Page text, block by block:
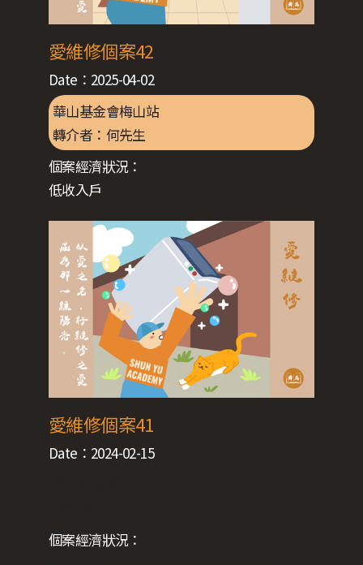
愛維修個案42
Date： 2025-04-02
華山基金會梅山站
轉介者： 何先生
個案經濟狀況：
低收入戶
愛維修個案41
Date： 2024-02-15
個案經濟狀況：